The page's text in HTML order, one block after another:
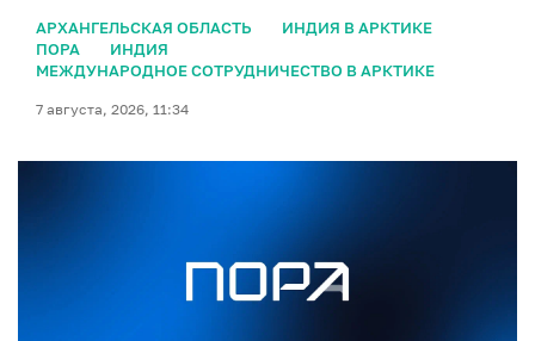
АРХАНГЕЛЬСКАЯ ОБЛАСТЬ
ИНДИЯ В АРКТИКЕ
ПОРА
ИНДИЯ
МЕЖДУНАРОДНОЕ СОТРУДНИЧЕСТВО В АРКТИКЕ
7 августа, 2026, 11:34